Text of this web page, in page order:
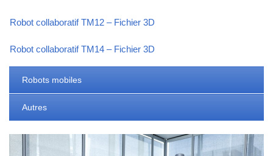
Robot collaboratif TM12 – Fichier 3D
Robot collaboratif TM14 – Fichier 3D
Robots mobiles
Autres